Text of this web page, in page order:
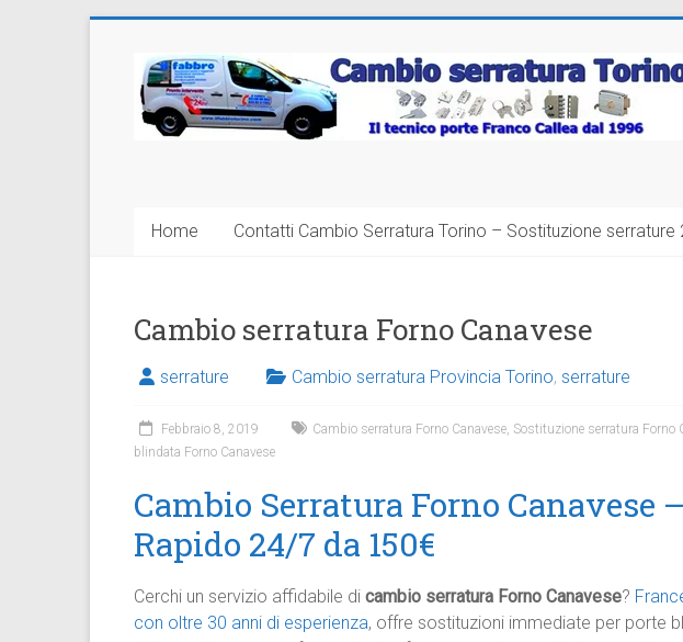
contenutoCambio
Serratura
Home Contatti Cambio Serratura Torino – Sostituzione serrature
Cambio serratura Forno Canavese
serrature Cambio serratura Provincia Torino, serrature
Febbraio 8, 2019 Cambio serratura Forno Canavese, Sostituzione serratura Forno
blindata Forno Canavese
Cambio Serratura Forno Canavese
Rapido 24/7 da 150€
Cerchi un servizio affidabile di cambio serratura Forno Canavese?
con oltre 30 anni di esperienza, offre sostituzioni immediate per porte